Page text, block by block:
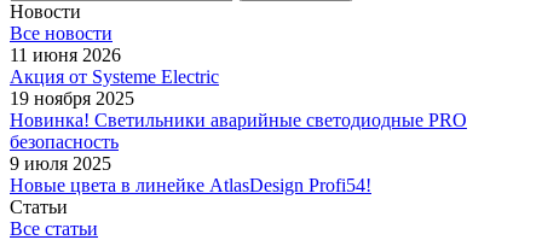
Новости
Все новости
11 июня 2026
Акция от Systeme Electric
19 ноября 2025
Новинка! Светильники аварийные светодиодные PRO
безопасность
9 июля 2025
Новые цвета в линейке AtlasDesign Profi54!
Статьи
Все статьи